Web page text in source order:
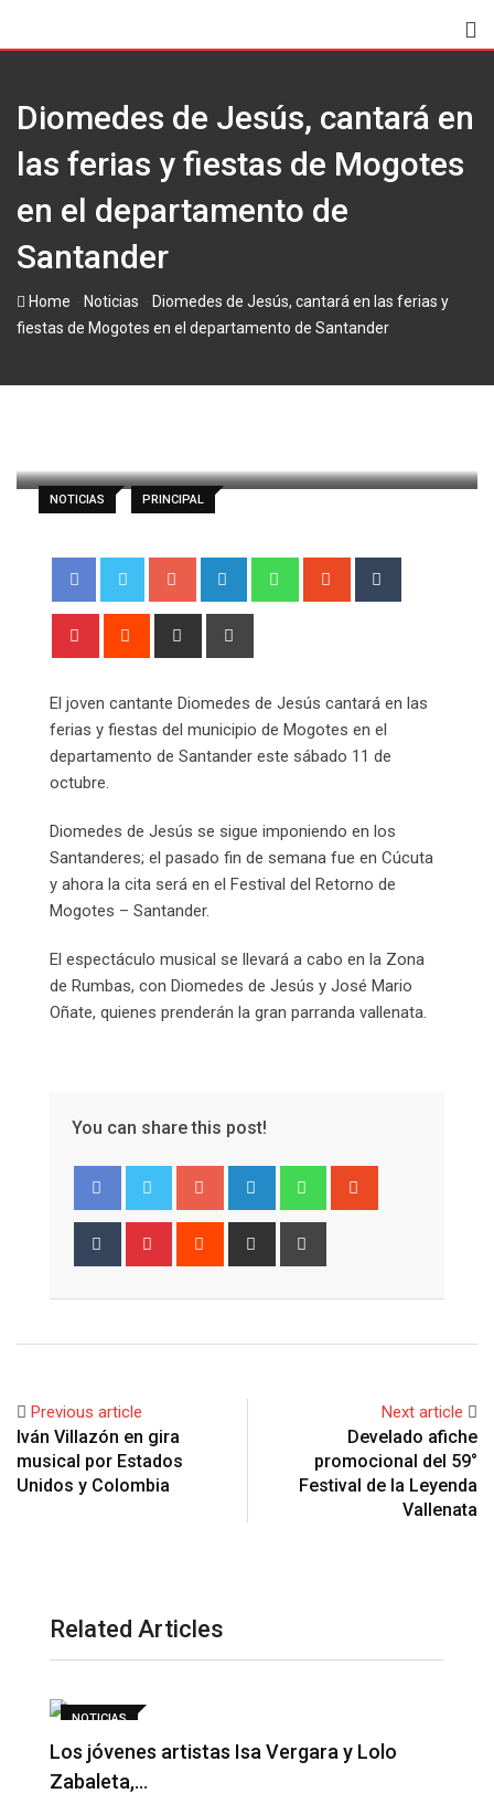
Diomedes de Jesús, cantará en
las ferias y fiestas de Mogotes
en el departamento de
Santander
Home Noticias
Diomedes de Jesús, cantará en las ferias y
fiestas de Mogotes en el departamento de Santander
NOTICIAS PRINCIPAL
paul
8 octubre, 2025
Google+ LinkedIn WhatsappStumbleUpon
Pinterest Reddit
Share
El joven cantante Diomedes de Jesús cantará en las
ferias y fiestas del municipio de Mogotes en el
departamento de Santander este sábado 11 de
octubre.
Diomedes de Jesús se sigue imponiendo en los
Santanderes; el pasado fin de semana fue en Cúcuta
y ahora la cita será en el Festival del Retorno de
Mogotes – Santander.
El espectáculo musical se llevará a cabo en la Zona
de Rumbas, con Diomedes de Jesús y José Mario
Oñate, quienes prenderán la gran parranda vallenata.
You can share this post!
Google+ LinkedIn Whatsapp
Tumblr Pinterest Reddit
Share
Previous article
Iván Villazón en gira
musical por Estados
Unidos y Colombia
Next article
Develado afiche
promocional del 59°
Festival de la Leyenda
Vallenata
Related Articles
NOTICIAS
Los jóvenes artistas Isa Vergara y Lolo
Zabaleta,…